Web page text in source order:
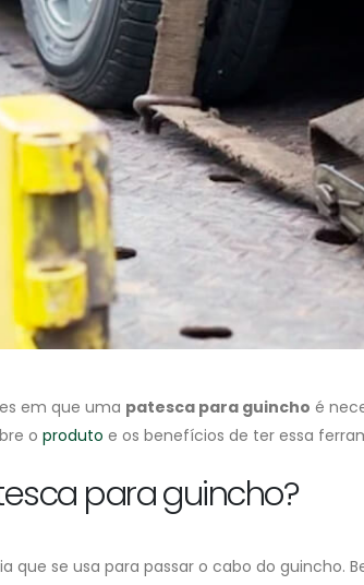
em que uma patesca para guincho é
o produto e os benefícios de ter essa
para guincho?
que se usa para passar o cabo do